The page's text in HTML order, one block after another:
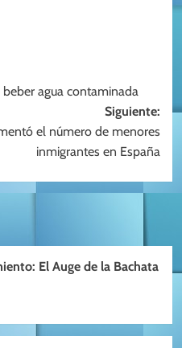
agua contaminada
Siguiente:
el número de menores
inmigrantes en España
El Auge de la Bachata